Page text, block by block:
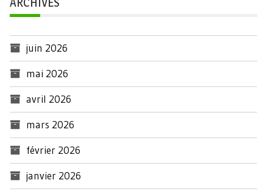
juin 2026
mai 2026
avril 2026
mars 2026
février 2026
janvier 2026